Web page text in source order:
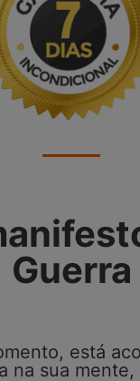
Guerra
está
na sua